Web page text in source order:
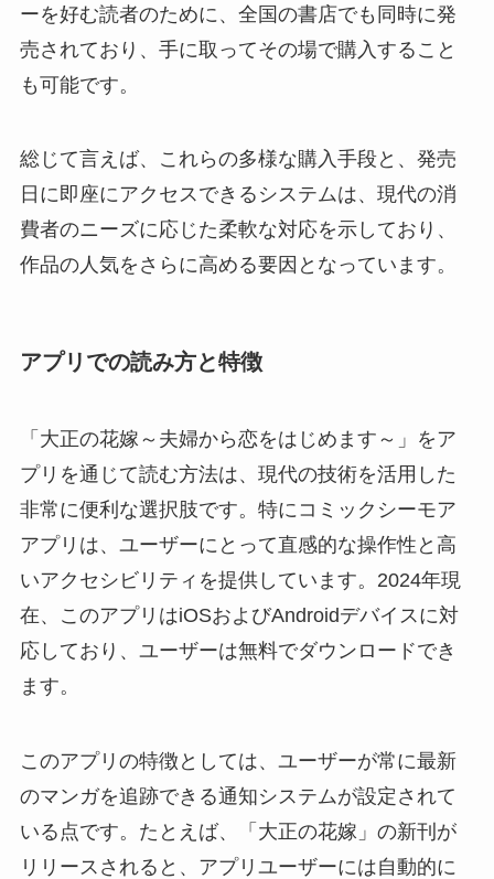
ーを好む読者のために、全国の書店でも同時に発
売されており、手に取ってその場で購入すること
も可能です。
総じて言えば、これらの多様な購入手段と、発売
日に即座にアクセスできるシステムは、現代の消
費者のニーズに応じた柔軟な対応を示しており、
作品の人気をさらに高める要因となっています。
アプリでの読み方と特徴
「大正の花嫁～夫婦から恋をはじめます～」をア
プリを通じて読む方法は、現代の技術を活用した
非常に便利な選択肢です。特にコミックシーモア
アプリは、ユーザーにとって直感的な操作性と高
いアクセシビリティを提供しています。2024年現
在、このアプリはiOSおよびAndroidデバイスに対
応しており、ユーザーは無料でダウンロードでき
ます。
このアプリの特徴としては、ユーザーが常に最新
のマンガを追跡できる通知システムが設定されて
いる点です。たとえば、「大正の花嫁」の新刊が
リリースされると、アプリユーザーには自動的に